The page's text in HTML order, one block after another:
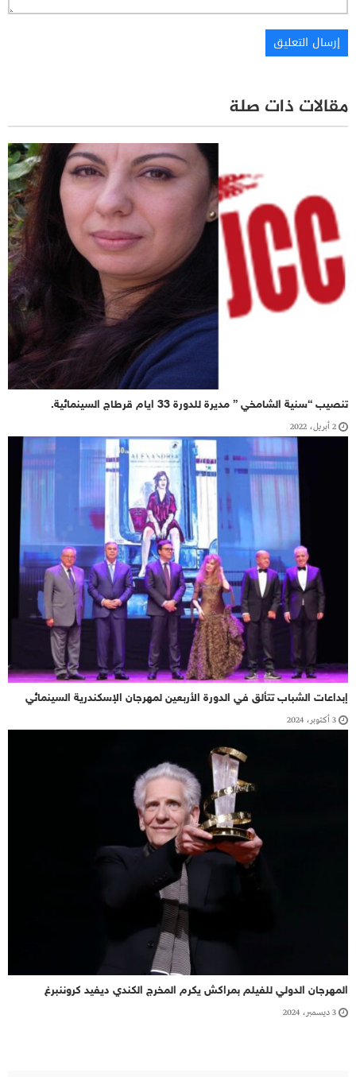
مقالات ذات صلة
تنصيب “سنية الشامخي ” مديرة للدورة 33 ايام قرطاج السينمائية.
2 أبريل، 2022
إبداعات الشباب تتألق في الدورة الأربعين لمهرجان الإسكندرية السينمائي
3 أكتوبر، 2024
المهرجان الدولي للفيلم بمراكش يكرم المخرج الكندي ديفيد كروننبرغ
3 ديسمبر، 2024